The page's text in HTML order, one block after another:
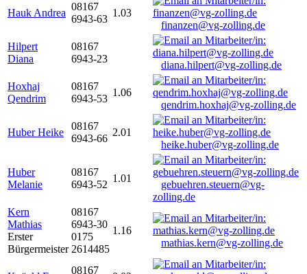
Hauk Andrea
08167
6943-63
1.03
finanzen@vg-zolling.de
Hilpert
Diana
08167
6943-23
diana.hilpert@vg-zolling.de
Hoxhaj
Qendrim
08167
6943-53
1.06
qendrim.hoxhaj@vg-zolling.de
Huber Heike
08167
6943-66
2.01
heike.huber@vg-zolling.de
Huber
Melanie
08167
6943-52
1.01
gebuehren.steuern@vg-
zolling.de
Kern
Mathias
Erster
Bürgermeister
08167
6943-30
0175
2614485
1.16
mathias.kern@vg-zolling.de
08167